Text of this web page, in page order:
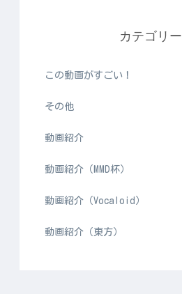
カテゴリー
この動画がすごい！
その他
動画紹介
動画紹介（MMD杯）
動画紹介（Vocaloid）
動画紹介（東方）